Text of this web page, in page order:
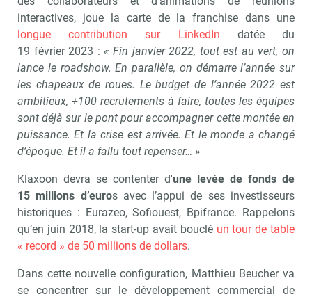
interactives, joue la carte de la franchise dans une
longue contribution sur LinkedIn datée du
19 février 2023 : « Fin janvier 2022, tout est au vert, on
lance le roadshow. En parallèle, on démarre l’année sur
les chapeaux de roues. Le budget de l’année 2022 est
ambitieux, +100 recrutements à faire, toutes les équipes
sont déjà sur le pont pour accompagner cette montée en
puissance. Et la crise est arrivée. Et le monde a changé
d’époque. Et il a fallu tout repenser… »
Klaxoon devra se contenter d'une levée de fonds de
15 millions d’euros avec l’appui de ses investisseurs
historiques : Eurazeo, Sofiouest, Bpifrance. Rappelons
qu’en juin 2018, la start-up avait bouclé un tour de table
« record » de 50 millions de dollars.
Dans cette nouvelle configuration, Matthieu Beucher va
se concentrer sur le développement commercial de